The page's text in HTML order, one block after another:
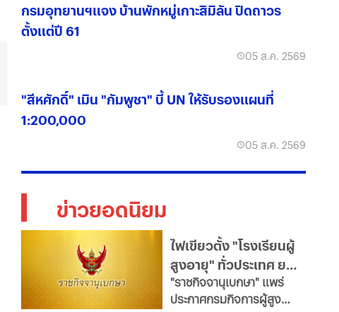
กรมอุทยานฯแจง บ้านพักหมู่เกาะสิมิลัน ปิดถาวร
ตั้งแต่ปี 61
05 ส.ค. 2569
"สีหศักดิ์" เมิน "กัมพูชา" บี้ UN ให้รับรองแผนที่
1:200,000
05 ส.ค. 2569
ข่าวยอดนิยม
ไฟเขียวตั้ง "โรงเรียนผู้
สูงอายุ" ทั่วประเทศ ยก
ระดับคุณภาพชีวิต เช็ก
เงื่อนไข
"ราชกิจจานุเบกษา" แพร่
ประกาศกรมกิจการผู้สูง